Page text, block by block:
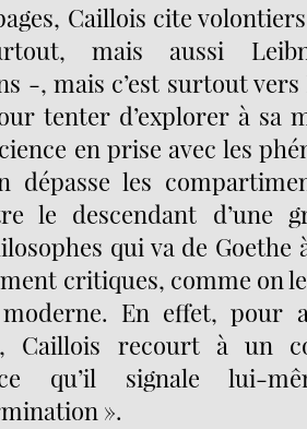
Caillois cite
mais aussi
-, mais c’est surtout vers
tenter d’explorer à sa
en prise avec les
dépasse les
le descendant d’une
qui va de Goethe
critiques, comme on le
En effet, pour
Caillois recourt à un
qu’il signale lui-
».